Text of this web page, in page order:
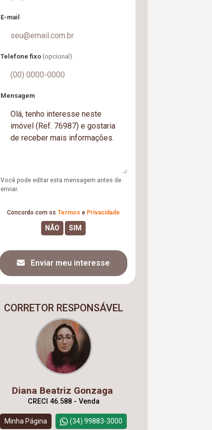
E-mail
Telefone fixo (opcional)
Mensagem
Você pode editar esta mensagem antes de
enviar.
Concordo com os Termos e Privacidade
Enviar meu interesse
CORRETOR RESPONSÁVEL
Diana Beatriz Gonzaga
CRECI 46.588 - Venda
Minha Página (34) 99883-3000